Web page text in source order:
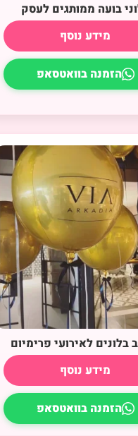
בועה ממותגים לעסק
מידע נוסף
הזמנה בוואטסאפ
בלונים לאירועי פרימיום
מידע נוסף
הזמנה בוואטסאפ